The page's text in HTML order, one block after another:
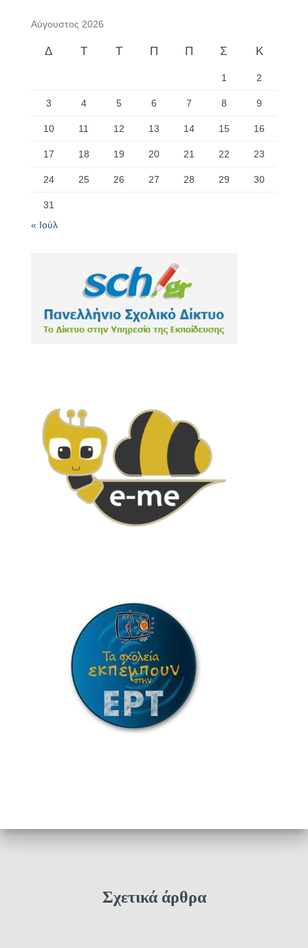
Αύγουστος 2026
Δ Τ Τ Π Π Σ Κ
1 2
3 4 5 6 7 8 9
10 11 12 13 14 15 16
17 18 19 20 21 22 23
24 25 26 27 28 29 30
31
« Ιούλ
Σχετικά άρθρα